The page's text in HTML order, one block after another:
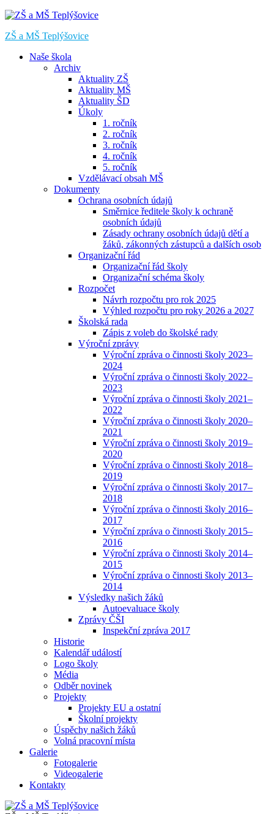
ZŠ a MŠ Teplýšovice
Naše škola
Archiv
Aktuality ZŠ
Aktuality MŠ
Aktuality ŠD
Úkoly
1. ročník
2. ročník
3. ročník
4. ročník
5. ročník
Vzdělávací obsah MŠ
Dokumenty
Ochrana osobních údajů
Směrnice ředitele školy k ochraně
osobních údajů
Zásady ochrany osobních údajů dětí a
žáků, zákonných zástupců a dalších osob
Organizační řád
Organizační řád školy
Organizační schéma školy
Rozpočet
Návrh rozpočtu pro rok 2025
Výhled rozpočtu pro roky 2026 a 2027
Školská rada
Zápis z voleb do školské rady
Výroční zprávy
Výroční zpráva o činnosti školy 2023–
2024
Výroční zpráva o činnosti školy 2022–
2023
Výroční zpráva o činnosti školy 2021–
2022
Výroční zpráva o činnosti školy 2020–
2021
Výroční zpráva o činnosti školy 2019–
2020
Výroční zpráva o činnosti školy 2018–
2019
Výroční zpráva o činnosti školy 2017–
2018
Výroční zpráva o činnosti školy 2016–
2017
Výroční zpráva o činnosti školy 2015–
2016
Výroční zpráva o činnosti školy 2014–
2015
Výroční zpráva o činnosti školy 2013–
2014
Výsledky našich žáků
Autoevaluace školy
Zprávy ČŠI
Inspekční zpráva 2017
Historie
Kalendář událostí
Logo školy
Média
Odběr novinek
Projekty
Projekty EU a ostatní
Školní projekty
Úspěchy našich žáků
Volná pracovní místa
Galerie
Fotogalerie
Videogalerie
Kontakty